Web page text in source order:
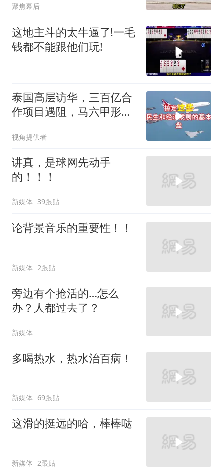
聚焦幕后
这地主斗的太牛逼了!一毛
钱都不能跟他们玩!
泰国高层访华，三百亿合
作项目遇阻，马六甲形势
视角提供者
讲真，是球网先动手
的！！！
新媒体 39跟贴
论背景音乐的重要性！！
新媒体 2跟贴
旁边有个抢活的…怎么
办？人都过去了？
新媒体
多喝热水，热水治百病！
新媒体 69跟贴
这滑的挺远的哈，棒棒哒
新媒体 2跟贴